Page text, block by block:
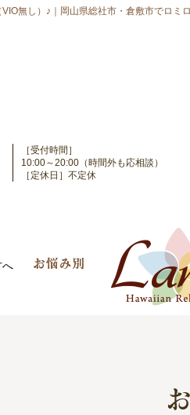
無し）♪｜岡山県総社市・倉敷市でロミ
［受付時間］
10:00～20:00（時間外も応相談）
［定休日］不定休